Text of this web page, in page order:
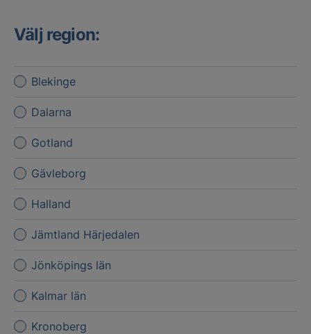
Välj region:
Blekinge
Dalarna
Gotland
Gävleborg
Halland
Jämtland Härjedalen
Jönköpings län
Kalmar län
Kronoberg